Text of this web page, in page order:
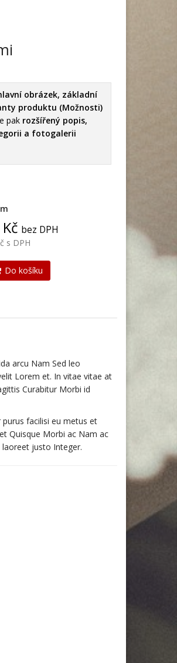
obrázek, základní
produktu (Možnosti)
pak rozšířený popis,
a fotogalerii
bez DPH
s DPH
Do košíku
arcu Nam Sed leo
Lorem et. In vitae vitae at
Curabitur Morbi id
facilisi eu metus et
Quisque Morbi ac Nam ac
justo Integer.